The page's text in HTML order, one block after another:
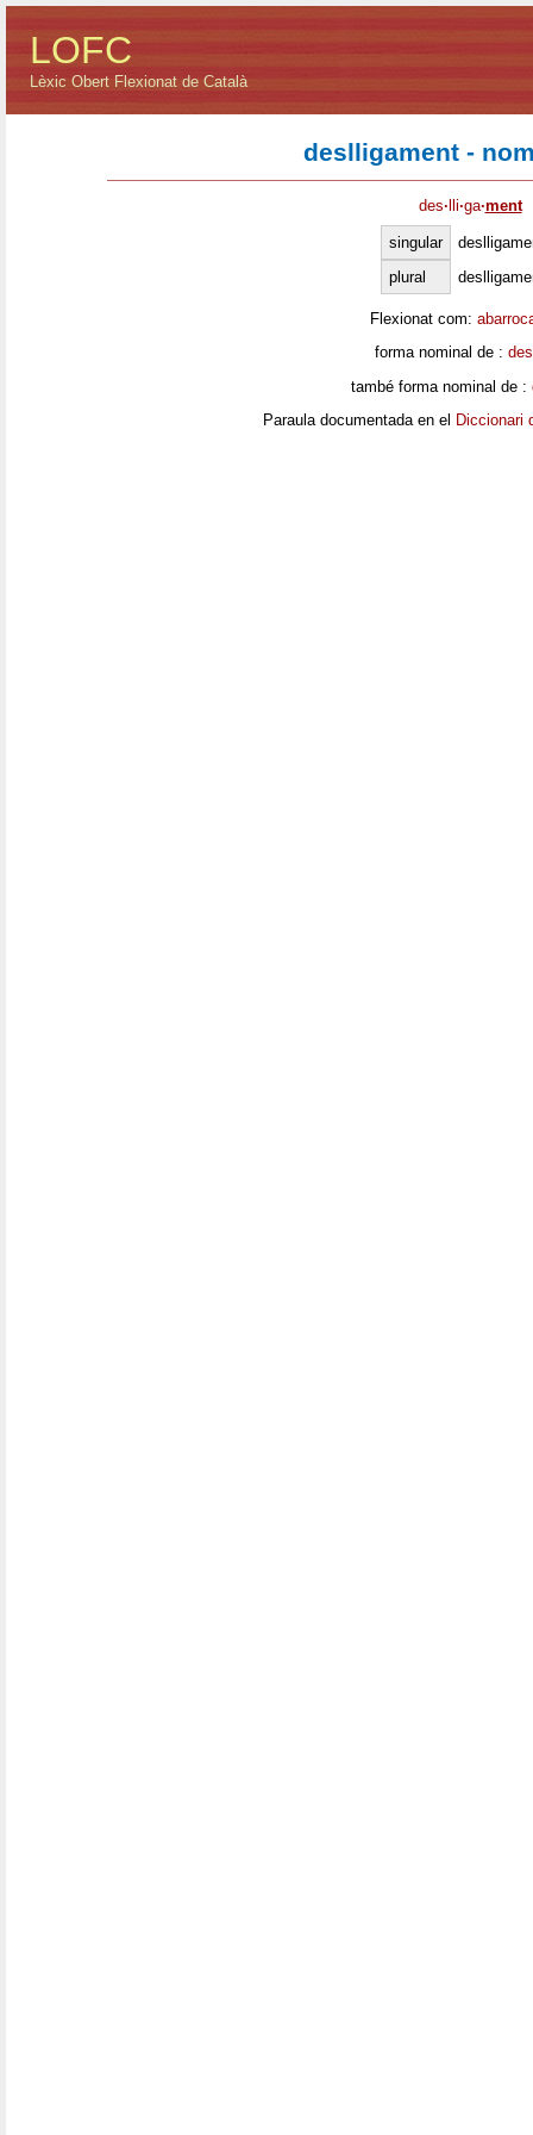
LOFC
Lèxic Obert Flexionat de Català
deslligament -
des· lli·ga·ment
singular
plural
Flexionat com:
forma nominal de :
també forma nominal de :
Paraula documentada en el Diccionari